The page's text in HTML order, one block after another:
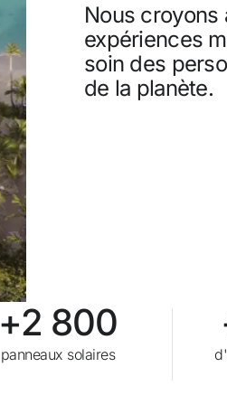
Annulation
Gagnez une
vos réservations
Nous croyons
expériences
soin des
de la planète.
+2 800
panneaux solaires